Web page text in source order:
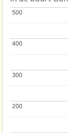
200
200
300
300
400
400
500
500